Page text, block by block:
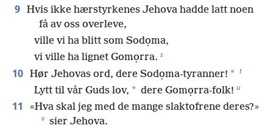
9 Hvis ikke hærstyrkenes Jehova hadde latt noen
få av oss overleve,
ville vi ha blitt som Sodọma,
vi ville ha lignet Gomọrra. s
10 Hør Jehovas ord, dere Sodọma-tyranner! * t
Lytt til vår Guds lov, * dere Gomọrra-folk! u
11 «Hva skal jeg med de mange slaktofrene deres?»
v sier Jehova.